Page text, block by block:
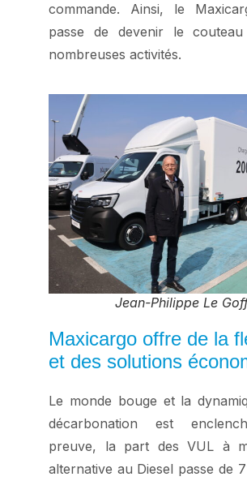
commande. Ainsi, le
passe de devenir le
nombreuses activités.
Jean-Philippe Le
Maxicargo offre de la
et des solutions
Le monde bouge et la
décarbonation est
preuve, la part des VUL à
alternative au Diesel passe de